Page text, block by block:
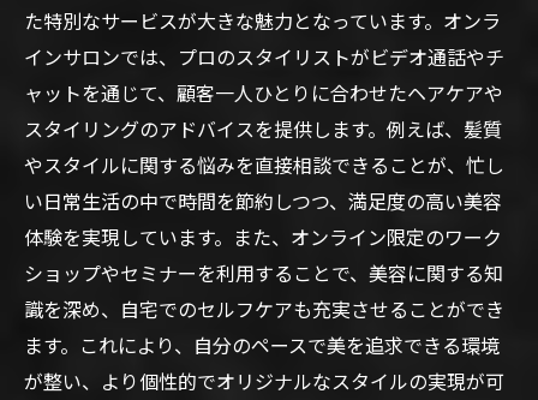
用する方法
オンラインサロンでの快適な美容体験
自宅でも快適に美を追求する方法
美容室オンラインサービスの活用法
プロの指導を受けながら自宅で美を追求
オンラインでの美容体験の充実化
美容室のオンラインプラットフォームの活
用
忙しい日常に寄り添う美容室オンラインサロン
の活用術
た特別なサービスが大きな魅力となっています。オンラ
インサロンでは、プロのスタイリストがビデオ通話やチ
ャットを通じて、顧客一人ひとりに合わせたヘアケアや
スタイリングのアドバイスを提供します。例えば、髪質
やスタイルに関する悩みを直接相談できることが、忙し
い日常生活の中で時間を節約しつつ、満足度の高い美容
体験を実現しています。また、オンライン限定のワーク
ショップやセミナーを利用することで、美容に関する知
識を深め、自宅でのセルフケアも充実させることができ
ます。これにより、自分のペースで美を追求できる環境
が整い、より個性的でオリジナルなスタイルの実現が可